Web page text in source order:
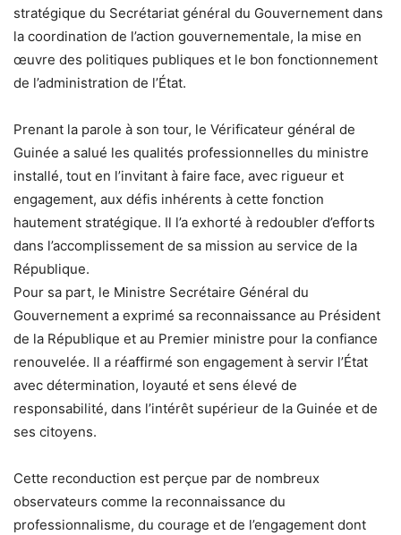
stratégique du Secrétariat général du Gouvernement dans
la coordination de l’action gouvernementale, la mise en
œuvre des politiques publiques et le bon fonctionnement
de l’administration de l’État.
Prenant la parole à son tour, le Vérificateur général de
Guinée a salué les qualités professionnelles du ministre
installé, tout en l’invitant à faire face, avec rigueur et
engagement, aux défis inhérents à cette fonction
hautement stratégique. Il l’a exhorté à redoubler d’efforts
dans l’accomplissement de sa mission au service de la
République.
Pour sa part, le Ministre Secrétaire Général du
Gouvernement a exprimé sa reconnaissance au Président
de la République et au Premier ministre pour la confiance
renouvelée. Il a réaffirmé son engagement à servir l’État
avec détermination, loyauté et sens élevé de
responsabilité, dans l’intérêt supérieur de la Guinée et de
ses citoyens.
Cette reconduction est perçue par de nombreux
observateurs comme la reconnaissance du
professionnalisme, du courage et de l’engagement dont